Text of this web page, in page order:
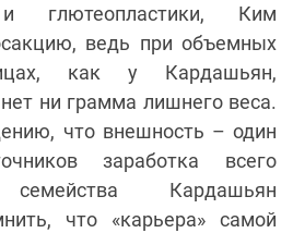
глютеопластики, Ким
ведь при объемных
как у Кардашьян,
ни грамма лишнего веса.
что внешность – один
заработка всего
семейства Кардашьян
что «карьера» самой